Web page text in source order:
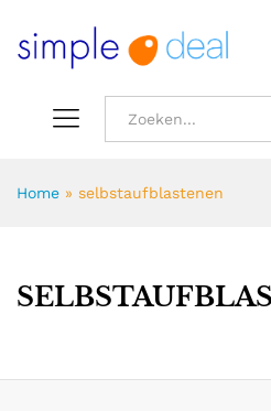
Home » selbstaufblastenen